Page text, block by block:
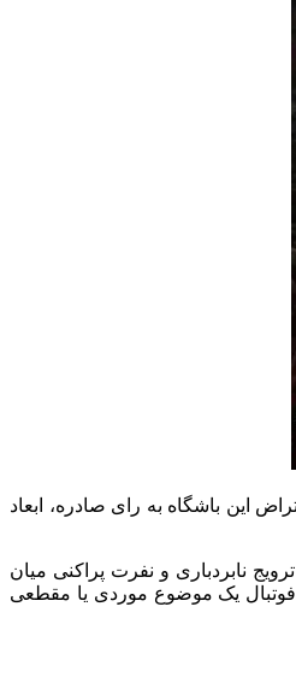
این باشگاه به رای صادره، ابعاد
نابردباری و نفرت پراکنی میان
فوتبال یک موضوع موردی یا مقطعی